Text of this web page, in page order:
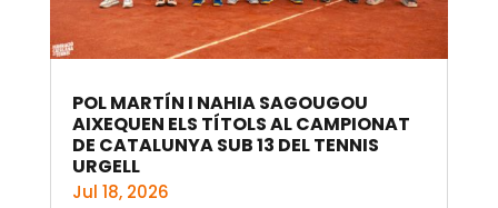
POL MARTÍN I NAHIA SAGOUGOU
AIXEQUEN ELS TÍTOLS AL CAMPIONAT
DE CATALUNYA SUB 13 DEL TENNIS
URGELL
Jul 18, 2026